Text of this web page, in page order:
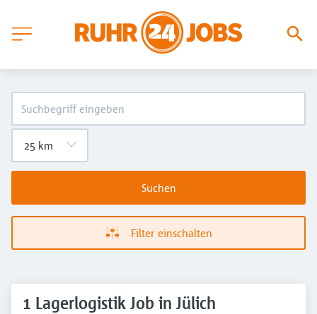
Suchen
Filter einschalten
1 Lagerlogistik Job in Jülich